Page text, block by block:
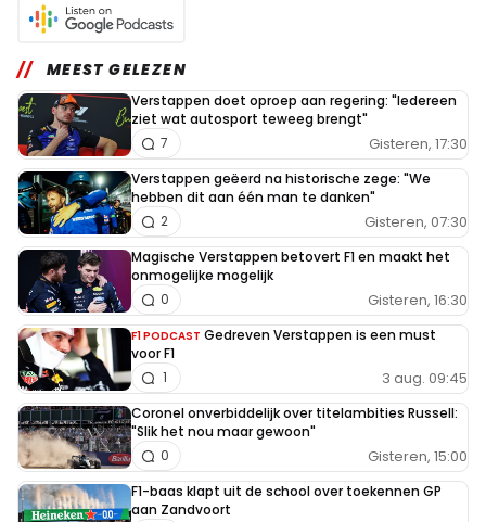
MEEST GELEZEN
Verstappen doet oproep aan regering: "Iedereen
ziet wat autosport teweeg brengt"
Gisteren, 17:30
7
Verstappen geëerd na historische zege: "We
hebben dit aan één man te danken"
Gisteren, 07:30
2
Magische Verstappen betovert F1 en maakt het
onmogelijke mogelijk
Gisteren, 16:30
0
F1 PODCAST Gedreven Verstappen is een must
voor F1
3 aug. 09:45
1
Coronel onverbiddelijk over titelambities Russell:
"Slik het nou maar gewoon"
Gisteren, 15:00
0
F1-baas klapt uit de school over toekennen GP
aan Zandvoort